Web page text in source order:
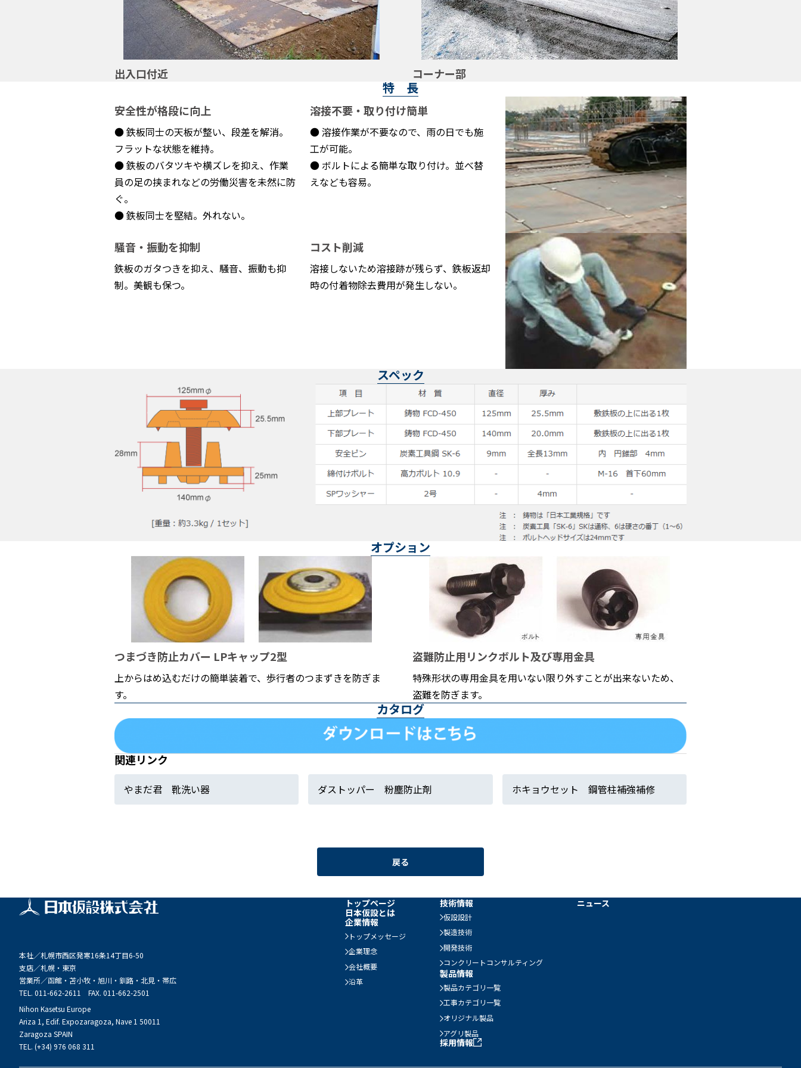
出入口付近 コーナー部
特 長
安全性が格段に向上
● 鉄板同士の天板が整い、段差を解消。
フラットな状態を維持。
● 鉄板のバタツキや横ズレを抑え、作業
員の足の挟まれなどの労働災害を未然に防
ぐ。
● 鉄板同士を堅結。外れない。
溶接不要・取り付け簡単
● 溶接作業が不要なので、雨の日でも施
工が可能。
● ボルトによる簡単な取り付け。並べ替
えなども容易。
騒音・振動を抑制
鉄板のガタつきを抑え、騒音、振動も抑
制。美観も保つ。
コスト削減
溶接しないため溶接跡が残らず、鉄板返却
時の付着物除去費用が発生しない。
スペック
オプション
つまづき防止カバー LPキャップ2型
上からはめ込むだけの簡単装着で、歩行者のつまずきを防ぎま
す。
盗難防止用リンクボルト及び専用金具
特殊形状の専用金具を用いない限り外すことが出来ないため、
盗難を防ぎます。
カタログ
関連リンク
やまだ君 靴洗い器 ダストッパー 粉塵防止剤 ホキョウセット 鋼管柱補強補修
戻る
本社／札幌市西区発寒16条14丁目6-50
支店／札幌・東京
営業所／函館・苫小牧・旭川・釧路・北見・帯広
TEL. 011-662-2611 FAX. 011-662-2501
Nihon Kasetsu Europe
Ariza 1, Edif. Expozaragoza, Nave 1 50011
Zaragoza SPAIN
TEL. (+34) 976 068 311
トップページ
日本仮設とは
企業情報
トップメッセージ
企業理念
会社概要
沿革
技術情報
仮設設計
製造技術
開発技術
コンクリートコンサルティング
製品情報
製品カテゴリ一覧
工事カテゴリ一覧
オリジナル製品
アグリ製品
採用情報
ニュース